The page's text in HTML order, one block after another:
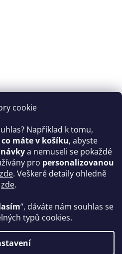
cookie
Například k tomu,
máte v košíku, abyste
a nemuseli se pokaždé
pro personalizovanou
. Veškeré detaily ohledně
zde.
“, dáváte nám souhlas se
typů cookies.